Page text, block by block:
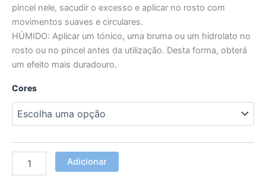
pincel nele, sacudir o excesso e aplicar no rosto com
movimentos suaves e circulares.
HÚMIDO: Aplicar um tónico, uma bruma ou um hidrolato no
rosto ou no pincel antes da utilização. Desta forma, obterá
um efeito mais duradouro.
Cores
Adicionar